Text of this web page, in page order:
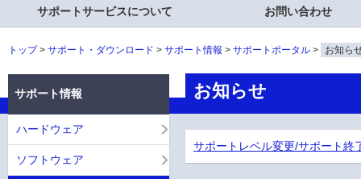
サポートサービスについて お問い合わせ
トップ サポート・ダウンロード サポート情報 サポートポータル お知ら
お知らせ
サポートレベル変更/サポート終
サポート情報
ハードウェア
ソフトウェア